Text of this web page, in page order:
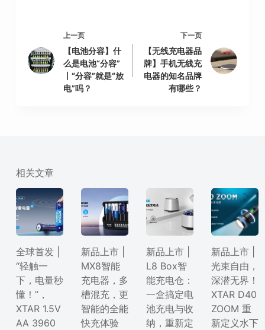
上一页
【电池分容】什
么是电池“分容”
丨“分容”就是“放
电”吗？
下一页
【无线充电器品
牌】手机无线充
电器的知名品牌
有哪些？
相关文章
全球首发 |
“轻触一
下，电量秒
懂！”，
XTAR 1.5V
AA 3960
新品上市 |
MX8智能
充电器，多
槽混充，更
智能的全能
快充体验
新品上市 |
L8 Box智
能充电仓：
一盒搞定电
池充电与收
纳，重新定
新品上市 |
光束自由，
深潜无界！
XTAR D40
ZOOM 重
新定义水下